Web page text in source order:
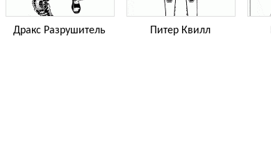
Дракс Разрушитель Питер Квилл